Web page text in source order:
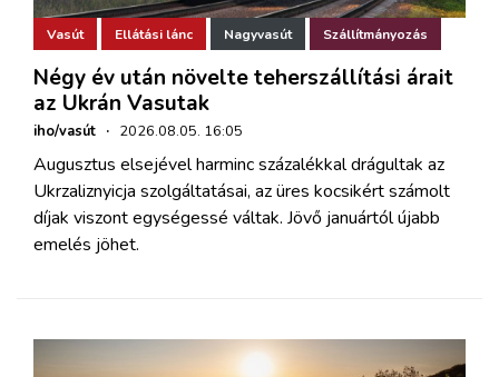
Vasút Ellátási lánc Nagyvasút Szállítmányozás
Négy év után növelte teherszállítási árait
az Ukrán Vasutak
iho/vasút · 2026.08.05. 16:05
Augusztus elsejével harminc százalékkal drágultak az
Ukrzaliznyicja szolgáltatásai, az üres kocsikért számolt
díjak viszont egységessé váltak. Jövő januártól újabb
emelés jöhet.